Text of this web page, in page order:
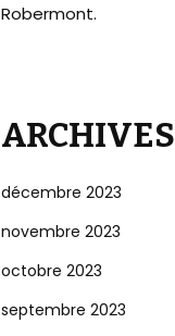
Robermont.
ARCHIVES
décembre 2023
novembre 2023
octobre 2023
septembre 2023